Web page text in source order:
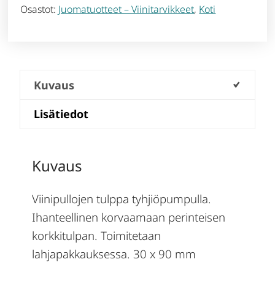
Osastot: Juomatuotteet – Viinitarvikkeet, Koti
Kuvaus
Lisätiedot
Kuvaus
Viinipullojen tulppa tyhjiöpumpulla.
Ihanteellinen korvaamaan perinteisen
korkkitulpan. Toimitetaan
lahjapakkauksessa. 30 x 90 mm